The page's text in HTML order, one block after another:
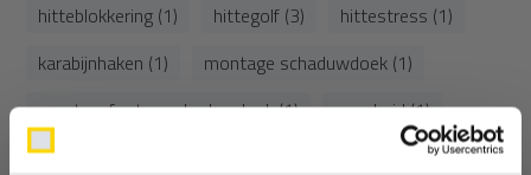
hitteblokkering (1)
hittegolf (3)
hittestress (1)
karabijnhaken (1)
montage schaduwdoek (1)
montagefouten schaduwdoek (1)
openheid (1)
openheidsfactor (2)
repareren doek (1)